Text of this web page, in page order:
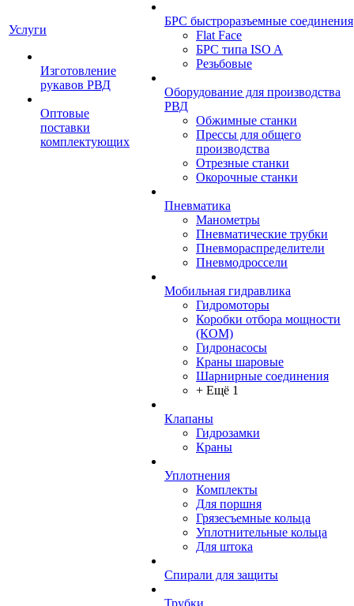
Услуги
Изготовление
рукавов РВД
Оптовые
поставки
комплектующих
БРС быстроразъемные соединения
Flat Face
БРС типа ISO A
Резьбовые
Оборудование для производства
РВД
Обжимные станки
Прессы для общего
производства
Отрезные станки
Окорочные станки
Пневматика
Манометры
Пневматические трубки
Пневмораспределители
Пневмодроссели
Мобильная гидравлика
Гидромоторы
Коробки отбора мощности
(КОМ)
Гидронасосы
Краны шаровые
Шарнирные соединения
+ Ещё 1
Клапаны
Гидрозамки
Краны
Уплотнения
Комплекты
Для поршня
Грязесъемные кольца
Уплотнительные кольца
Для штока
Спирали для защиты
Трубки